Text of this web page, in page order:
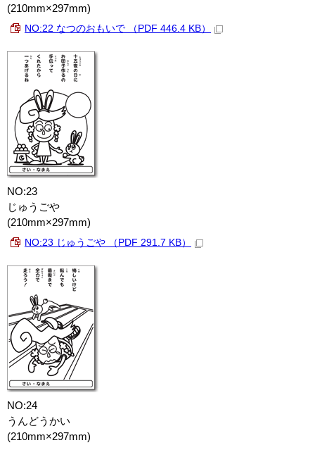
(210mm×297mm)
NO:22 なつのおもいで （PDF 446.4 KB）
NO:23
じゅうごや
(210mm×297mm)
NO:23 じゅうごや （PDF 291.7 KB）
NO:24
うんどうかい
(210mm×297mm)